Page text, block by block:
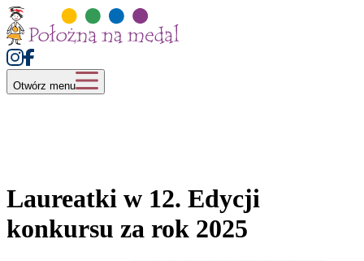
Otwórz menu
Laureatki w 12. Edycji
konkursu za rok 2025